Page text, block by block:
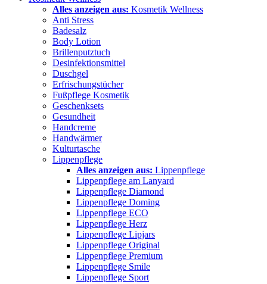
Alles anzeigen aus: Kosmetik Wellness
Anti Stress
Badesalz
Body Lotion
Brillenputztuch
Desinfektionsmittel
Duschgel
Erfrischungstücher
Fußpflege Kosmetik
Geschenksets
Gesundheit
Handcreme
Handwärmer
Kulturtasche
Lippenpflege
Alles anzeigen aus: Lippenpflege
Lippenpflege am Lanyard
Lippenpflege Diamond
Lippenpflege Doming
Lippenpflege ECO
Lippenpflege Herz
Lippenpflege Lipjars
Lippenpflege Original
Lippenpflege Premium
Lippenpflege Smile
Lippenpflege Sport